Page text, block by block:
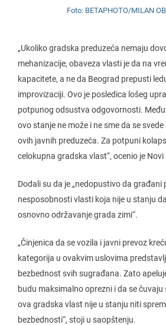
Foto: BETAPHOTO/MILAN
„Ukoliko gradska preduzeća nemaju
mehanizacije, obaveza vlasti je da na
kapacitete, a ne da Beograd prepusti
improvizaciji. Ovo je posledica lošeg
potpunog odsustva odgovornosti.
ovo stanje ne može i ne sme da se
ovih javnih preduzeća. Za potpuni
celokupna gradska vlast“, ocenio je Novi
Dodali su da je „nedopustivo da građani
nesposobnosti vlasti koja nije u stanju
osnovno održavanje grada zimi“.
„Činjenica da se vozila i javni prevoz
kategorija u ovakvim uslovima
bezbednost svih sugrađana. Zato
budu maksimalno oprezni i da se čuvaju
ova gradska vlast nije u stanju niti
bezbednosti“, stoji u saopštenju.